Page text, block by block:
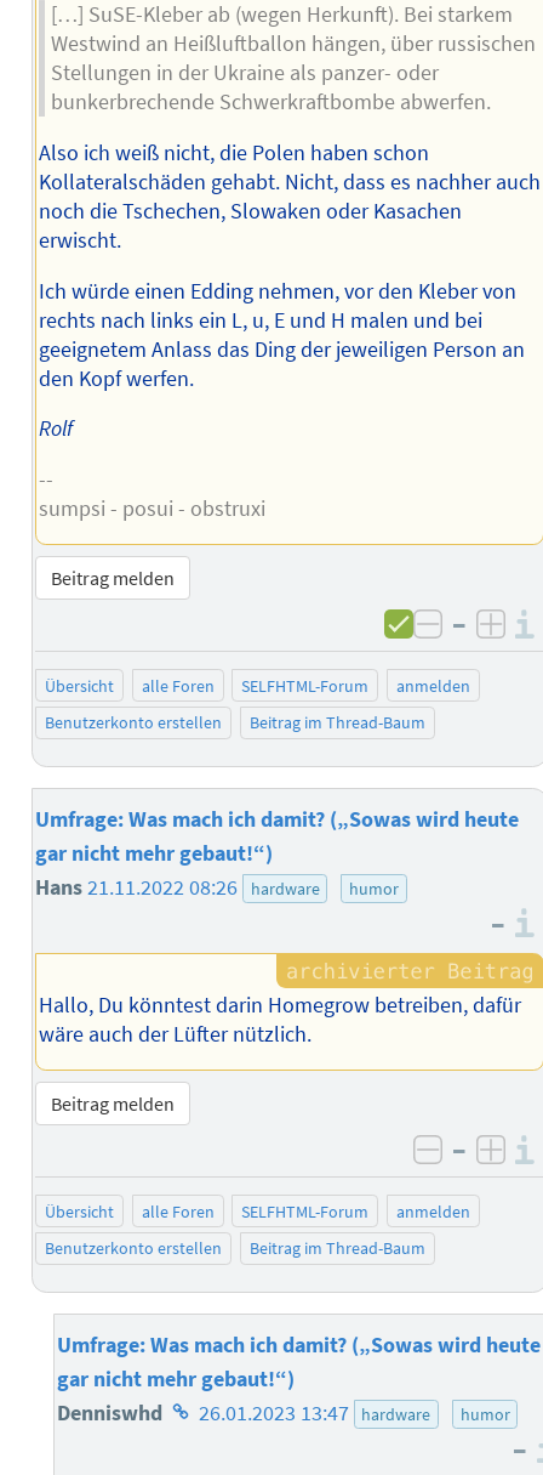
[…] SuSE-Kleber ab (wegen Herkunft). Bei starkem
Westwind an Heißluftballon hängen, über russischen
Stellungen in der Ukraine als panzer- oder
bunkerbrechende Schwerkraftbombe abwerfen.
Also ich weiß nicht, die Polen haben schon
Kollateralschäden gehabt. Nicht, dass es nachher auch
noch die Tschechen, Slowaken oder Kasachen
erwischt.
Ich würde einen Edding nehmen, vor den Kleber von
rechts nach links ein L, u, E und H malen und bei
geeignetem Anlass das Ding der jeweiligen Person an
den Kopf werfen.
Rolf
--
sumpsi - posui - obstruxi
Beitrag melden
negativ
–
Übersicht alle Foren SELFHTML-Forum
anmelden
Benutzerkonto erstellen
Beitrag im Thread-Baum
Umfrage: Was mach ich damit? („Sowas wird heute
gar nicht mehr gebaut!“)
Hans21.11.2022 08:26 hardware humor
–
Hallo, Du könntest darin Homegrow betreiben, dafür
wäre auch der Lüfter nützlich.
Beitrag melden
negativ
–
Übersicht alle Foren SELFHTML-Forum
anmelden
Benutzerkonto erstellen
Beitrag im Thread-Baum
Umfrage: Was mach ich damit? („Sowas wird heute
gar nicht mehr gebaut!“)
Denniswhd Homepage
26.01.2023 13:47 hardware humor
–